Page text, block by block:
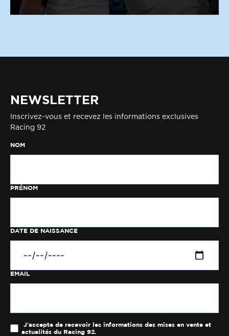
NEWSLETTER
Inscrivez-vous et recevez les informations exclusives
Racing 92
NOM
PRÉNOM
DATE DE NAISSANCE
EMAIL
J'accepte de recevoir les informations des mises en vente et
actualités du Racing 92.